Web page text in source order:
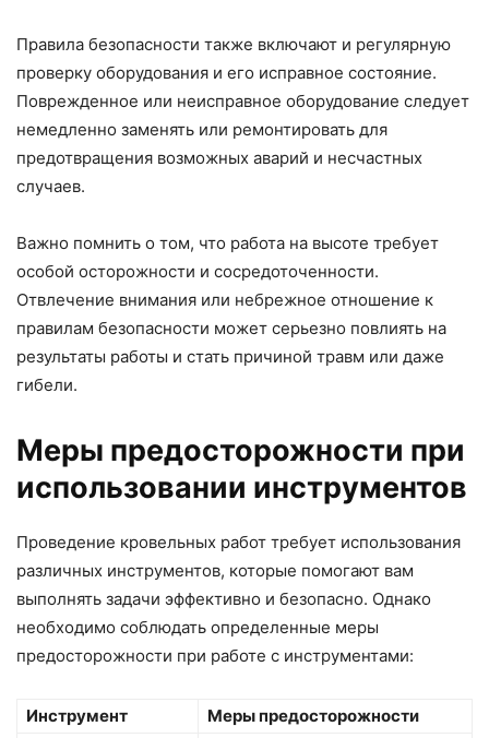
Правила безопасности также включают и регулярную
проверку оборудования и его исправное состояние.
Поврежденное или неисправное оборудование следует
немедленно заменять или ремонтировать для
предотвращения возможных аварий и несчастных
случаев.
Важно помнить о том, что работа на высоте требует
особой осторожности и сосредоточенности.
Отвлечение внимания или небрежное отношение к
правилам безопасности может серьезно повлиять на
результаты работы и стать причиной травм или даже
гибели.
Меры предосторожности при
использовании инструментов
Проведение кровельных работ требует использования
различных инструментов, которые помогают вам
выполнять задачи эффективно и безопасно. Однако
необходимо соблюдать определенные меры
предосторожности при работе с инструментами:
Инструмент Меры предосторожности